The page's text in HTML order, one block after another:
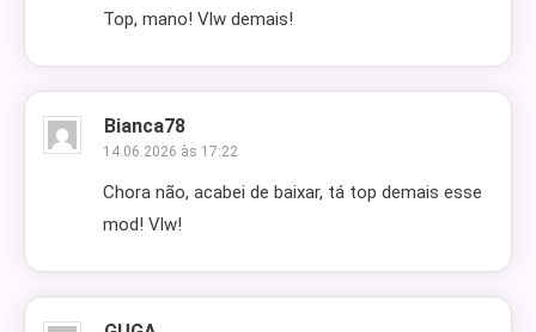
Top, mano! Vlw demais!
Bianca78
14.06.2026 às 17:22
Chora não, acabei de baixar, tá top demais esse
mod! Vlw!